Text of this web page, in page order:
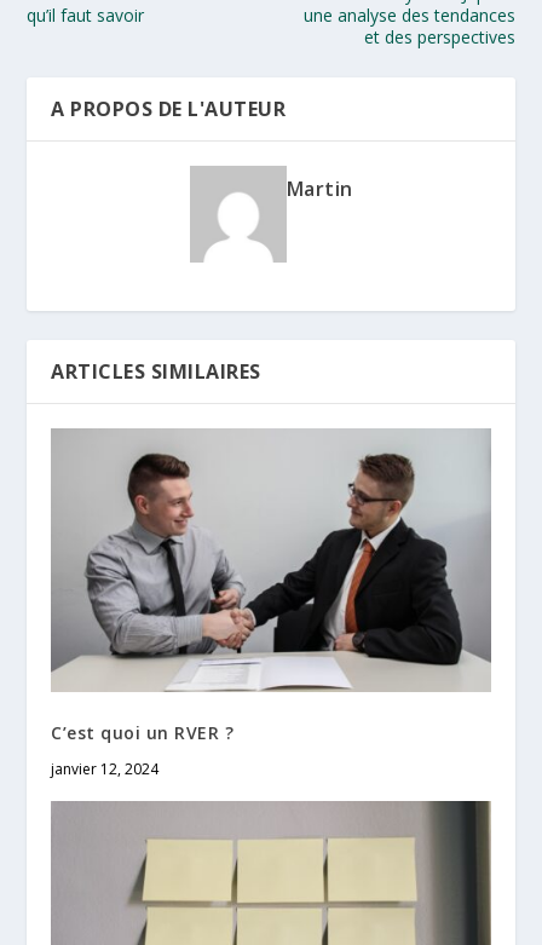
qu’il faut savoir
une analyse des tendances
et des perspectives
A PROPOS DE L'AUTEUR
Martin
ARTICLES SIMILAIRES
C’est quoi un RVER ?
janvier 12, 2024